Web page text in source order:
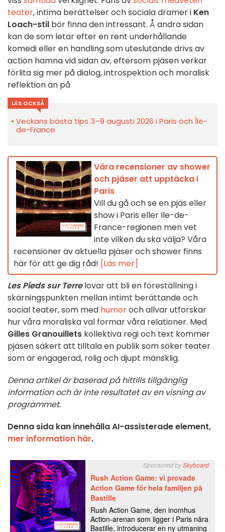
teater, intima berättelser och sociala dramer i Ken
Loach-stil bör finna den intressant. Å andra sidan
kan de som letar efter en rent underhållande
komedi eller en handling som uteslutande drivs av
action hamna vid sidan av, eftersom pjäsen verkar
förlita sig mer på dialog, introspektion och moralisk
reflektion än på
LÄS OCKSÅ
Veckans bästa tips 3–9 augusti 2026 i Paris och Île-
de-France
Våra recensioner av shower
och pjäser att upptäcka i
Paris
Vill du gå och se en pjäs eller
show i Paris eller Ile-de-
France-regionen men vet
inte vilken du ska välja? Våra
recensioner av aktuella pjäser och shower finns
här för att ge dig råd! [Läs mer]
Les Pieds sur Terrelovar att bli en föreställning i
skärningspunkten mellan intimt berättande och
social teater, som med humoroch allvar utforskar
hur våra moraliska val formar våra relationer. Med
Gilles Granouillets kollektiva regi och text kommer
pjäsen säkert att tilltala en publik som söker teater
som är engagerad, rolig och djupt mänsklig.
Denna artikel är baserad på hittills tillgänglig
information och är inte resultatet av en visning av
programmet.
Denna sida kan innehålla AI-assisterade element,
mer information här.